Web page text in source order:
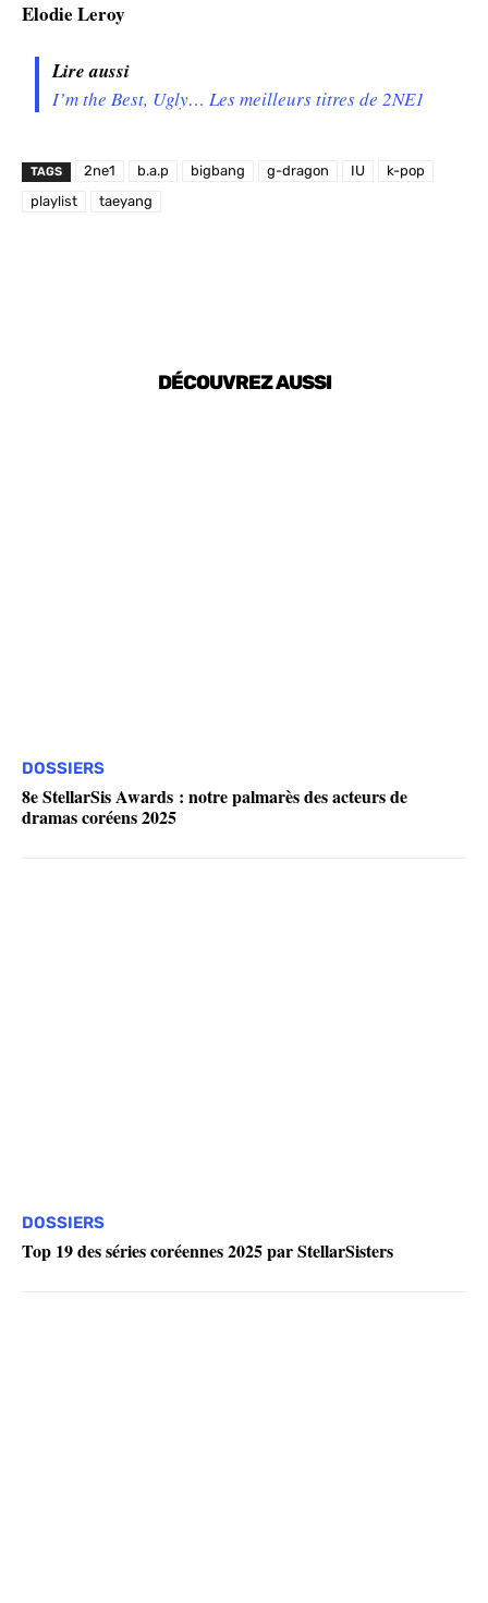
Elodie Leroy
Lire aussi
I’m the Best, Ugly… Les meilleurs titres de 2NE1
TAGS 2ne1 b.a.p bigbang g-dragon IU
k-pop
playlist
taeyang
DÉCOUVREZ AUSSI
DOSSIERS
8e StellarSis Awards : notre palmarès des acteurs de
dramas coréens 2025
DOSSIERS
Top 19 des séries coréennes 2025 par StellarSisters